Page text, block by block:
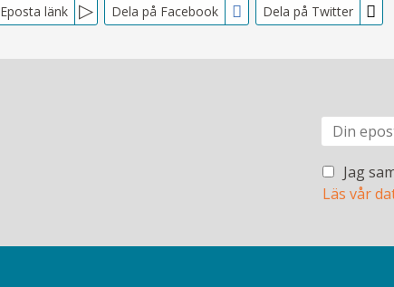
Eposta länk Dela på Facebook Dela på Twitter
Jag
Läs vår